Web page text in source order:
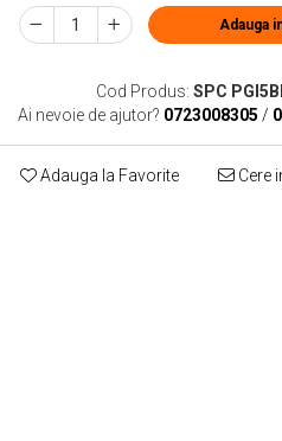
Adauga
Cod Produs: SPC
Ai nevoie de ajutor? 0723008305 /
Adauga la Favorite Cere